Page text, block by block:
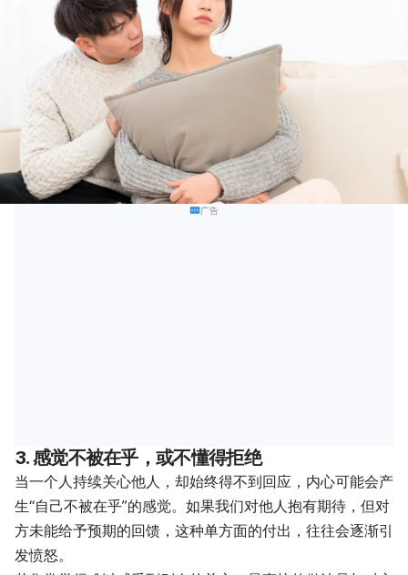
广告
3. 感觉不被在乎，或不懂得拒绝
当一个人持续关心他人，却始终得不到回应，内心可能会产
生“自己不被在乎”的感觉。如果我们对他人抱有期待，但对
方未能给予预期的回馈，这种单方面的付出，往往会逐渐引
发愤怒。